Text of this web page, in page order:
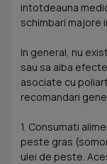
intotdeauna
schimbari majore
In general, nu
sau sa aiba
asociate cu
recomandari
1. Consumati
peste gras
ulei de peste.